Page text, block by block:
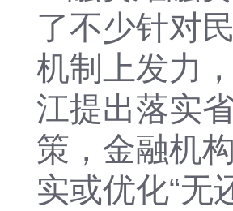
了不少针对
机制上发力
江提出落实
策，金融机
实或优化“无